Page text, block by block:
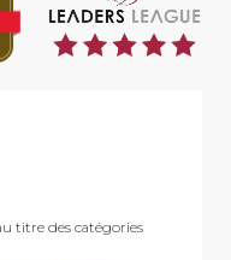
titre des catégories